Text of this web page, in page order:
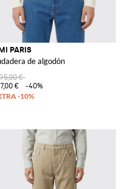
PARIS
de algodón
€
€
-40%